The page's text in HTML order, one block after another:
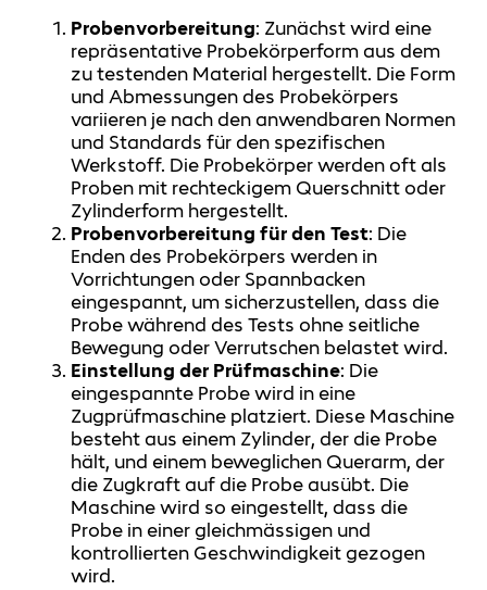
Probenvorbereitung: Zunächst wird eine
repräsentative Probekörperform aus dem
zu testenden Material hergestellt. Die Form
und Abmessungen des Probekörpers
variieren je nach den anwendbaren Normen
und Standards für den spezifischen
Werkstoff. Die Probekörper werden oft als
Proben mit rechteckigem Querschnitt oder
Zylinderform hergestellt.
Probenvorbereitung für den Test: Die
Enden des Probekörpers werden in
Vorrichtungen oder Spannbacken
eingespannt, um sicherzustellen, dass die
Probe während des Tests ohne seitliche
Bewegung oder Verrutschen belastet wird.
Einstellung der Prüfmaschine: Die
eingespannte Probe wird in eine
Zugprüfmaschine platziert. Diese Maschine
besteht aus einem Zylinder, der die Probe
hält, und einem beweglichen Querarm, der
die Zugkraft auf die Probe ausübt. Die
Maschine wird so eingestellt, dass die
Probe in einer gleichmässigen und
kontrollierten Geschwindigkeit gezogen
wird.